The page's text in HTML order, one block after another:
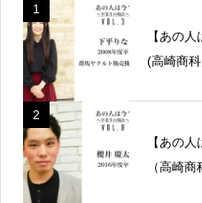
1
【あの
(高崎商
2
【あの
（高崎